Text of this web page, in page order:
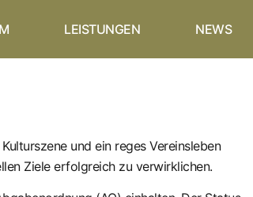
LEISTUNGEN NEWS
und ein reges Vereinsleben
Ziele erfolgreich zu verwirklichen.